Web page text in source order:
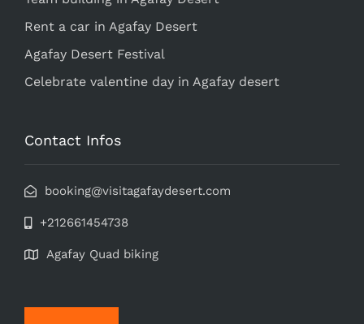
Rent a car in Agafay Desert
Agafay Desert Festival
Celebrate valentine day in Agafay desert
Contact Infos
booking@visitagafaydesert.com
+212661454738
Agafay Quad biking